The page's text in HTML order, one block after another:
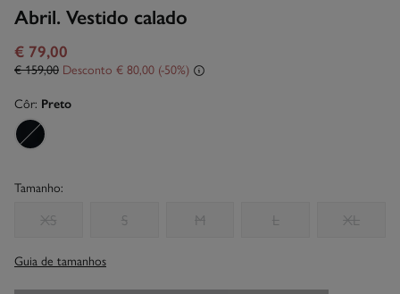
Abril. Vestido calado
€ 79,00
€ 159,00 Desconto € 80,00 50
Côr: Preto
Tamanho:
XS S M L XL
Guia de tamanhos